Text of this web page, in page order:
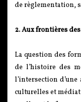
de règlementation,
2. Aux frontières
La question des
de l’histoire des
l’intersection
culturelles et